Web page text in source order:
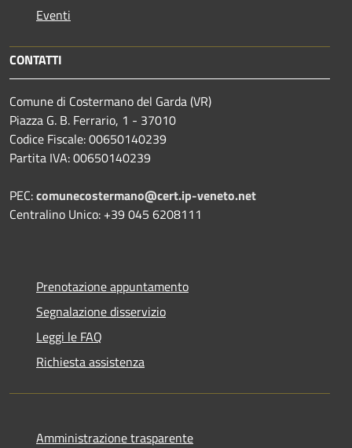
Eventi
CONTATTI
Comune di Costermano del Garda (VR)
Piazza G. B. Ferrario, 1 - 37010
Codice Fiscale: 00650140239
Partita IVA: 00650140239
PEC:comunecostermano@cert.ip-veneto.net
Centralino Unico: +39 045 6208111
Prenotazione appuntamento
Segnalazione disservizio
Leggi le FAQ
Richiesta assistenza
Amministrazione trasparente